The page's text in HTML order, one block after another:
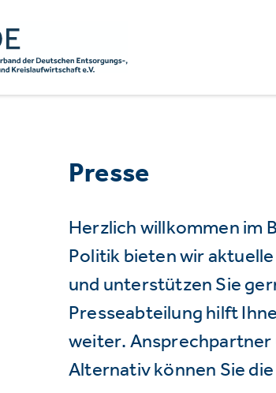
Presse
Herzlich willkommen im
Politik bieten wir
und unterstützen Sie
Presseabteilung hilft
weiter.
Alternativ können Sie